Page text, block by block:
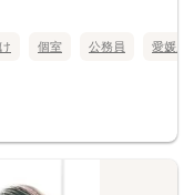
個室 公務員 愛媛県